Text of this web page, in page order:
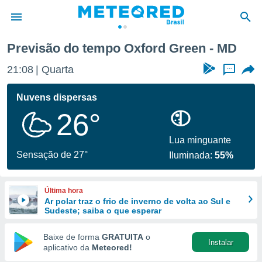
da
fornecidas
a este
das
e
forma
digital
Previsão do tempo Oxford Green - MD
21:08 Quarta ...
Nuvens dispersas
26°
Sensação de 27°
Lua minguante
Iluminada:55%
Última hora
Ar polar traz o frio de inverno de volta ao Sul e
Sudeste; saiba o que esperar
Baixe de forma GRATUITA o
aplicativo da Meteored!
Instalar